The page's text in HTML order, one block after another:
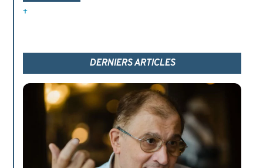
+
DERNIERS ARTICLES